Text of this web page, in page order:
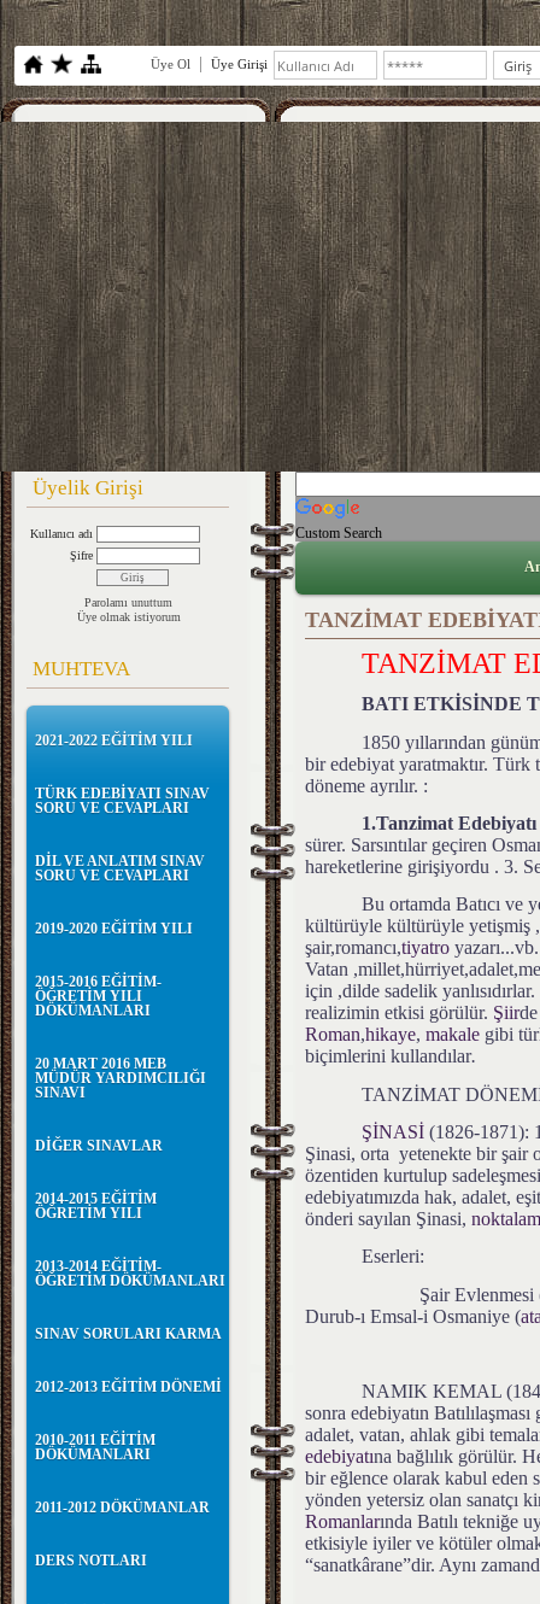
Üye Ol Üye Girişi
Üyelik Girişi
Kullanıcı adı
Şifre
Parolamı unuttum
Üye olmak istiyorum
MUHTEVA
2021-2022 EĞİTİM YILI
TÜRK EDEBİYATI SINAV
SORU VE CEVAPLARI
DİL VE ANLATIM SINAV
SORU VE CEVAPLARI
2019-2020 EĞİTİM YILI
2015-2016 EĞİTİM-
ÖĞRETİM YILI
DÖKÜMANLARI
20 MART 2016 MEB
MÜDÜR YARDIMCILIĞI
SINAVI
DİĞER SINAVLAR
2014-2015 EĞİTİM
ÖĞRETİM YILI
2013-2014 EĞİTİM-
ÖĞRETİM DÖKÜMANLARI
SINAV SORULARI KARMA
2012-2013 EĞİTİM DÖNEMİ
2010-2011 EĞİTİM
DÖKÜMANLARI
2011-2012 DÖKÜMANLAR
DERS NOTLARI
Custom Search
TANZİMAT
TANZİMAT
BATI ETKİSİNDE
1850 yıllarından
bir edebiyat yaratmaktır. Türk
döneme ayrılır. :
1.Tanzimat
sürer. Sarsıntılar geçiren
hareketlerine girişiyordu . 3.
Bu ortamda Batıcı ve
kültürüyle kültürüyle yetişmiş
şair,romancı,tiyatro
Vatan
için ,dilde sadelik
realizimin etkisi görülür. Şiir
Roman,hikaye, makale gibi
biçimlerini kullandılar.
TANZİMAT
ŞİNASİ (1826-1871):
Şinasi, orta yetenekte bir şair
özentiden kurtulup
edebiyatımızda hak, adalet,
önderi sayılan Şinasi,
Eserleri:
Şair Evlenmesi
Durub-ı Emsal-i Osmaniye (
NAMIK KEMAL
sonra edebiyatın
adalet, vatan, ahlak gibi
edebiyatına bağlılık görülür.
bir eğlence olarak kabul eden
yönden yetersiz olan sanatçı
Romanlarında Batılı tekniğe
etkisiyle iyiler ve kötüler
“sanatkârane”dir. Aynı